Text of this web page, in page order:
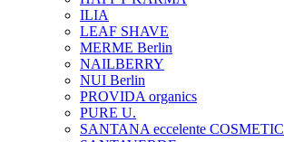
ILIA
LEAF SHAVE
MERME Berlin
NAILBERRY
NUI Berlin
PROVIDA organics
PURE U.
SANTANA eccelente COSMETIC